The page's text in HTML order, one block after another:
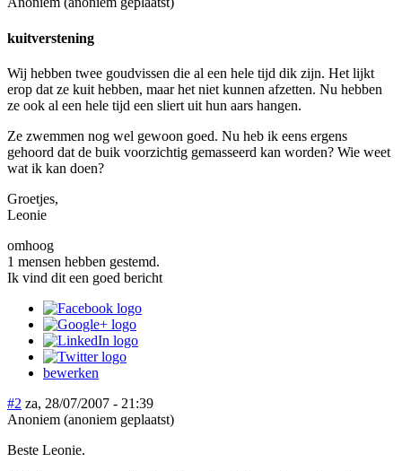
kuitverstening
Wij hebben twee goudvissen die al een hele tijd dik zijn. Het lijkt
erop dat ze kuit hebben, maar het niet kunnen afzetten. Nu hebben
ze ook al een hele tijd een sliert uit hun aars hangen.
Ze zwemmen nog wel gewoon goed. Nu heb ik eens ergens
gehoord dat de buik voorzichtig gemasseerd kan worden? Wie weet
wat ik kan doen?
Groetjes,
Leonie
omhoog
1 mensen hebben gestemd.
Ik vind dit een goed bericht
bewerken
#2 za, 28/07/2007 - 21:39
Anoniem (anoniem geplaatst)
Beste Leonie.